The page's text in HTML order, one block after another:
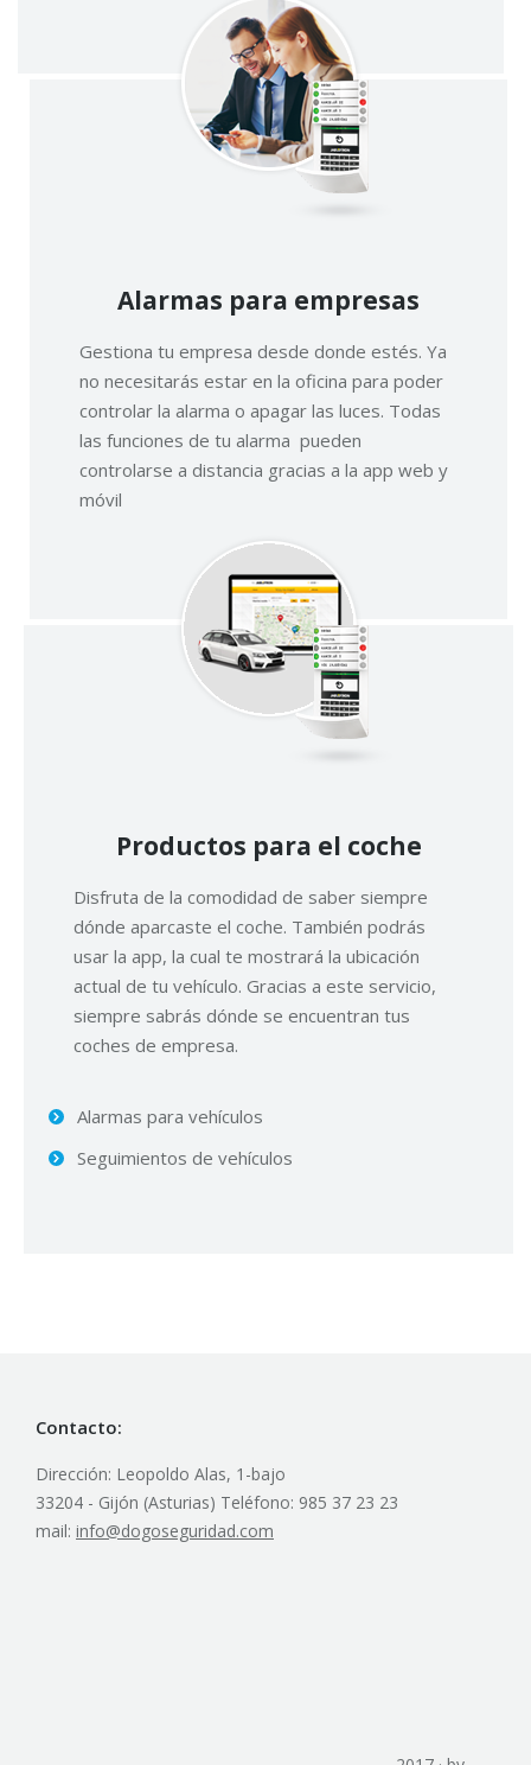
Alarmas para empresas
Gestiona tu empresa desde donde estés. Ya
no necesitarás estar en la oficina para poder
controlar la alarma o apagar las luces. Todas
las funciones de tu alarma pueden
controlarse a distancia gracias a la app web y
móvil
Productos para el coche
Disfruta de la comodidad de saber siempre
dónde aparcaste el coche. También podrás
usar la app, la cual te mostrará la ubicación
actual de tu vehículo. Gracias a este servicio,
siempre sabrás dónde se encuentran tus
coches de empresa.
Alarmas para vehículos
Seguimientos de vehículos
Contacto:
Dirección: Leopoldo Alas, 1-bajo
33204 - Gijón (Asturias) Teléfono: 985 37 23 23
mail: info@dogoseguridad.com